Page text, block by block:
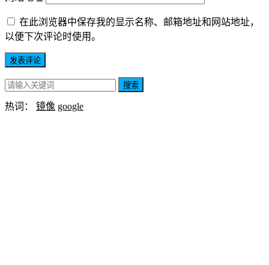
在此浏览器中保存我的显示名称、邮箱地址和网站地址，
以便下次评论时使用。
搜索
热词： 镜像 google